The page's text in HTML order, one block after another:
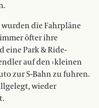
wurden die Fahrpläne
öfter ihre
eine Park & Ride-
auf den › kleinen
zur S-Bahn zu fuhren.
wieder